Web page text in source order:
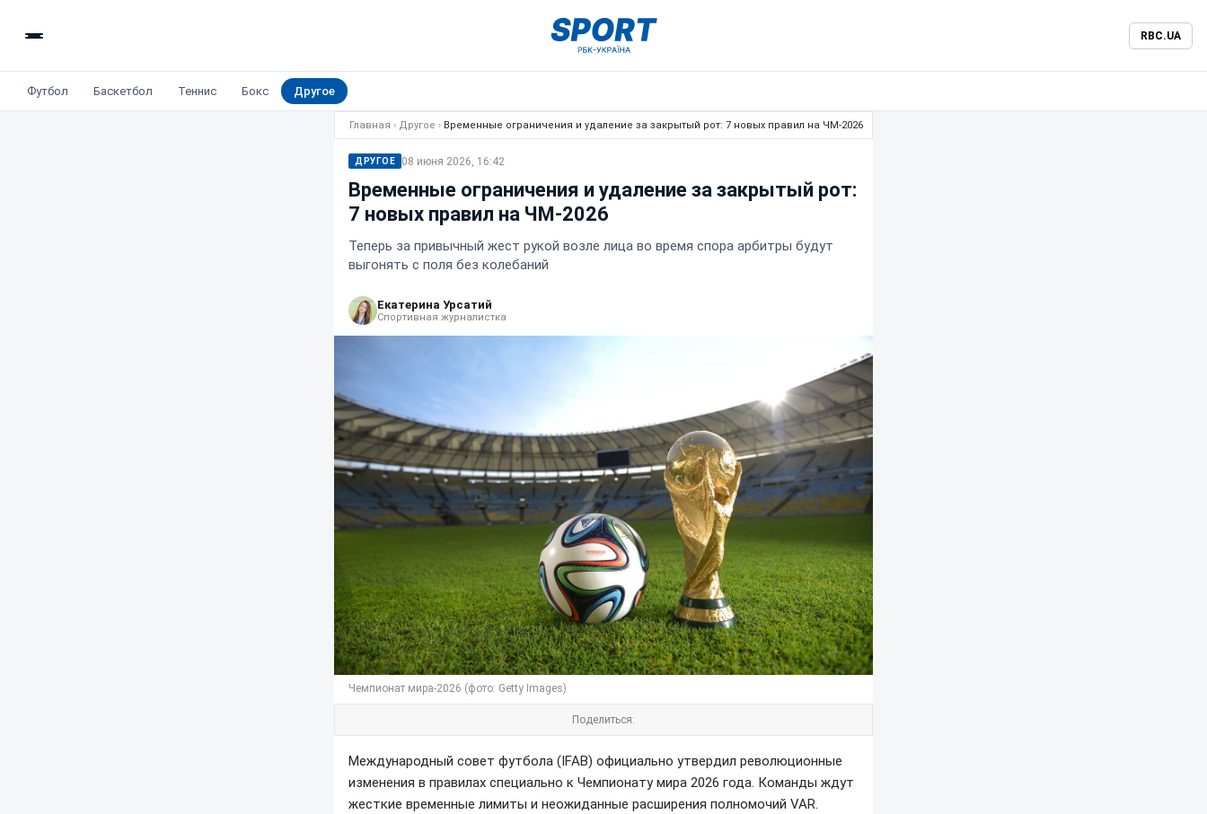
RBC.UA
Футбол Баскетбол Теннис Бокс Другое
Главная › Другое › Временные ограничения и удаление за закрытый рот: 7 новых правил на ЧМ-2026
ДРУГОЕ 08 июня 2026, 16:42
Временные ограничения и удаление за закрытый рот:
7 новых правил на ЧМ-2026
Теперь за привычный жест рукой возле лица во время спора арбитры будут
выгонять с поля без колебаний
Екатерина Урсатий
Спортивная журналистка
Чемпионат мира-2026 (фото: Getty Images)
Поделиться:
Международный совет футбола (IFAB) официально утвердил революционные
изменения в правилах специально к Чемпионату мира 2026 года. Команды ждут
жесткие временные лимиты и неожиданные расширения полномочий VAR.